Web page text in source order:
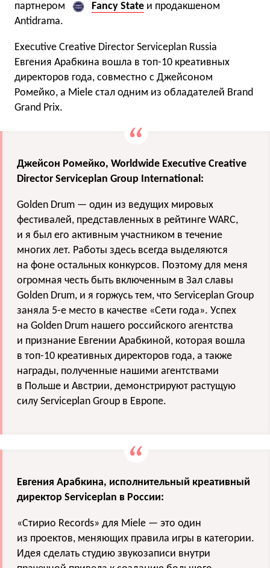
партнером
Fancy State и продакшеном
Antidrama.
Executive Creative Director Serviceplan Russia
Евгения Арабкина вошла в топ-10 креативных
директоров года, совместно с Джейсоном
Ромейко, а Miele стал одним из обладателей Brand
Grand Prix.
Джейсон Ромейко, Worldwide Executive Creative
Director Serviceplan Group International :
Golden Drum — один из ведущих мировых
фестивалей, представленных в рейтинге WARC,
и я был его активным участником в течение
многих лет. Работы здесь всегда выделяются
на фоне остальных конкурсов. Поэтому для меня
огромная честь быть включенным в Зал славы
Golden Drum, и я горжусь тем, что Serviceplan Group
заняла 5-е место в качестве «Сети года». Успех
на Golden Drum нашего российского агентства
и признание Евгении Арабкиной, которая вошла
в топ-10 креативных директоров года, а также
награды, полученные нашими агентствами
в Польше и Австрии, демонстрируют растущую
силу Serviceplan Group в Европе.
Евгения Арабкина, исполнительный креативный
директор Serviceplan в России:
«Стирио Records» для Miele — это один
из проектов, меняющих правила игры в категории.
Идея сделать студию звукозаписи внутри